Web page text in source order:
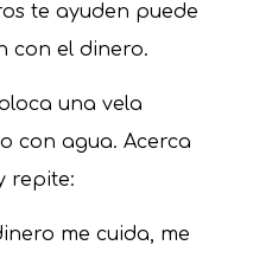
te ayuden puede
con el dinero.
una vela
con agua. Acerca
repite:
me cuida, me